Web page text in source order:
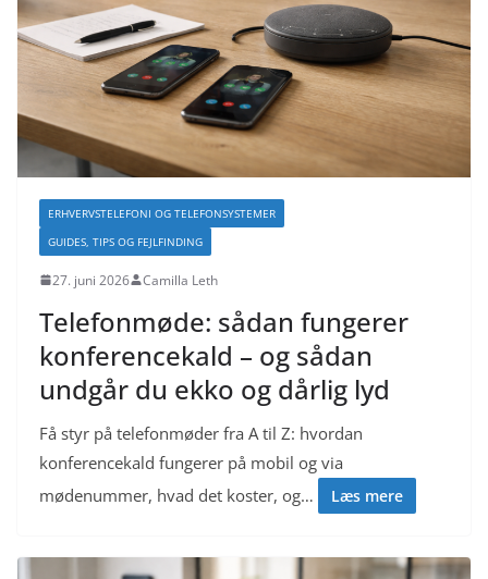
ERHVERVSTELEFONI OG TELEFONSYSTEMER
GUIDES, TIPS OG FEJLFINDING
27. juni 2026 Camilla Leth
Telefonmøde: sådan fungerer
konferencekald – og sådan
undgår du ekko og dårlig lyd
Få styr på telefonmøder fra A til Z: hvordan
konferencekald fungerer på mobil og via
mødenummer, hvad det koster, og…
Læs mere